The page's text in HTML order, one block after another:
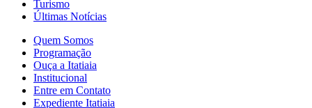
Turismo
Últimas Notícias
Quem Somos
Programação
Ouça a Itatiaia
Institucional
Entre em Contato
Expediente Itatiaia